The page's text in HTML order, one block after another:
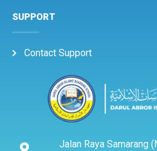
SUPPORT
Contact Support
Jalan Raya Samarang